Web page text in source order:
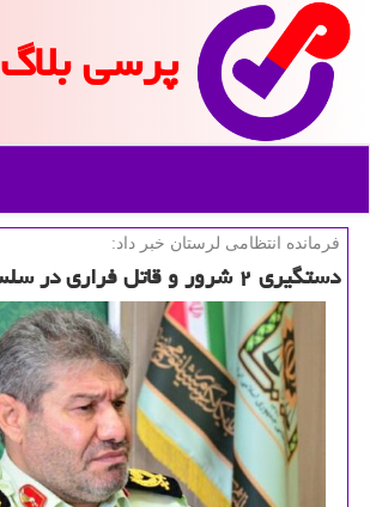
پرسی بلاگ
فرمانده انتظامی لرستان خبر داد:
دستگیری ۲ شرور و قاتل فراری در سلسله